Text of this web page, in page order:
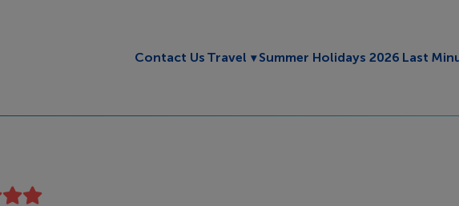
Contact Us Travel Toggle submenu
Summer Holidays 2026 Last